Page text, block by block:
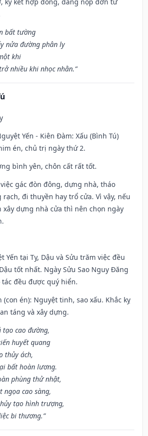
bất tường
nửa đường phân ly
khi
nhiều khi nhọc nhằn.”
Yến - Kiên Đàm: Xấu (Bình Tú)
én, chủ trị ngày thứ 2.
bình yên, chôn cất rất tốt.
gác đòn đông, dựng nhà, tháo
đi thuyền hay trổ cửa. Vì vậy, nếu
xây dựng nhà cửa thì nên chọn ngày
Yến tại Tỵ, Dậu và Sửu trăm việc đều
tốt nhất. Ngày Sửu Sao Nguy Đăng
tác đều được quý hiển.
(con én): Nguyệt tinh, sao xấu. Khắc kỵ
táng và xây dựng.
tạo cao đường,
huyết quang
thủy ách,
bất hoàn lương.
phùng thử nhật,
ngọa cao sàng,
tạo hình trượng,
bi thương.”